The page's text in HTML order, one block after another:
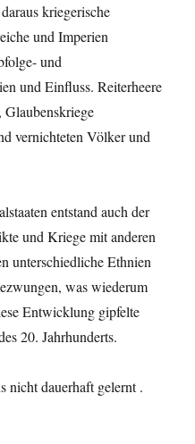
kriegerische
und Imperien
und
und Einfluss. Reiterheere
vernichteten Völker und
entstand auch der
und Kriege mit anderen
unterschiedliche Ethnien
was wiederum
Entwicklung gipfelte
20. Jahrhunderts.
nicht dauerhaft gelernt .